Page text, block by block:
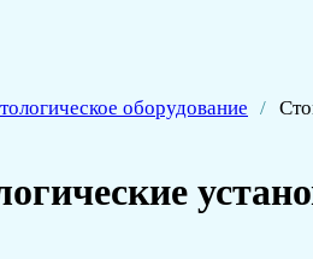
оборудование /